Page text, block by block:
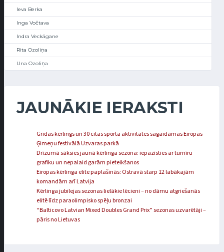
Ieva Berka
Inga Vočtava
Indra Veckāgane
Rita Ozoliņa
Una Ozoliņa
JAUNĀKIE IERAKSTI
Grīdas kērlings un 30 citas sporta aktivitātes sagaidāmas Eiropas
Ģimeņu festivālā Uzvaras parkā
Drīzumā sāksies jaunā kērlinga sezona: iepazīsties ar turnīru
grafiku un nepalaid garām pieteikšanos
Eiropas kērlinga elite paplašinās: Ostravā starp 12 labākajām
komandām arī Latvija
Kērlinga jubilejas sezonas lielākie lēcieni – no dāmu atgriešanās
elitē līdz paraolimpisko spēļu bronzai
“Balticovo Latvian Mixed Doubles Grand Prix” sezonas uzvarētāji –
pāris no Lietuvas